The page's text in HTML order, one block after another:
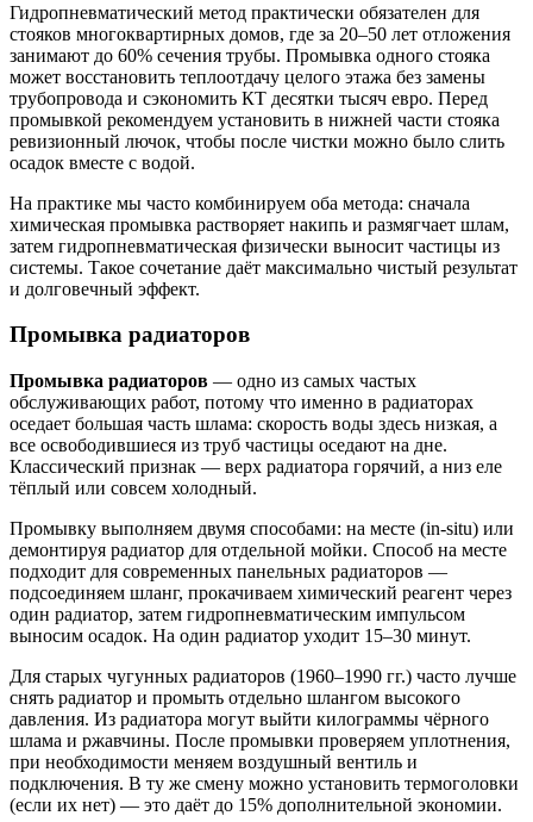
Гидропневматический метод практически обязателен для
стояков многоквартирных домов, где за 20–50 лет отложения
занимают до 60% сечения трубы. Промывка одного стояка
может восстановить теплоотдачу целого этажа без замены
трубопровода и сэкономить КТ десятки тысяч евро. Перед
промывкой рекомендуем установить в нижней части стояка
ревизионный лючок, чтобы после чистки можно было слить
осадок вместе с водой.
На практике мы часто комбинируем оба метода: сначала
химическая промывка растворяет накипь и размягчает шлам,
затем гидропневматическая физически выносит частицы из
системы. Такое сочетание даёт максимально чистый результат
и долговечный эффект.
Промывка радиаторов
Промывка радиаторов — одно из самых частых
обслуживающих работ, потому что именно в радиаторах
оседает большая часть шлама: скорость воды здесь низкая, а
все освободившиеся из труб частицы оседают на дне.
Классический признак — верх радиатора горячий, а низ еле
тёплый или совсем холодный.
Промывку выполняем двумя способами: на месте (in-situ) или
демонтируя радиатор для отдельной мойки. Способ на месте
подходит для современных панельных радиаторов —
подсоединяем шланг, прокачиваем химический реагент через
один радиатор, затем гидропневматическим импульсом
выносим осадок. На один радиатор уходит 15–30 минут.
Для старых чугунных радиаторов (1960–1990 гг.) часто лучше
снять радиатор и промыть отдельно шлангом высокого
давления. Из радиатора могут выйти килограммы чёрного
шлама и ржавчины. После промывки проверяем уплотнения,
при необходимости меняем воздушный вентиль и
подключения. В ту же смену можно установить термоголовки
(если их нет) — это даёт до 15% дополнительной экономии.